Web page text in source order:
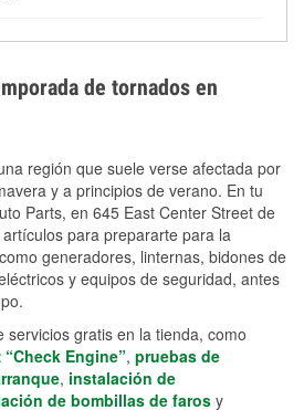
para reducir la
de lesiones durante las
de tornados en
región que suele verse afectada por
y a principios de verano. En tu
Parts, en 645 East Center Street de
para prepararte para la
generadores, linternas, bidones de
y equipos de seguridad, antes
servicios gratis en la tienda, como
Engine”, pruebas de
, instalación de
de bombillas de faros y